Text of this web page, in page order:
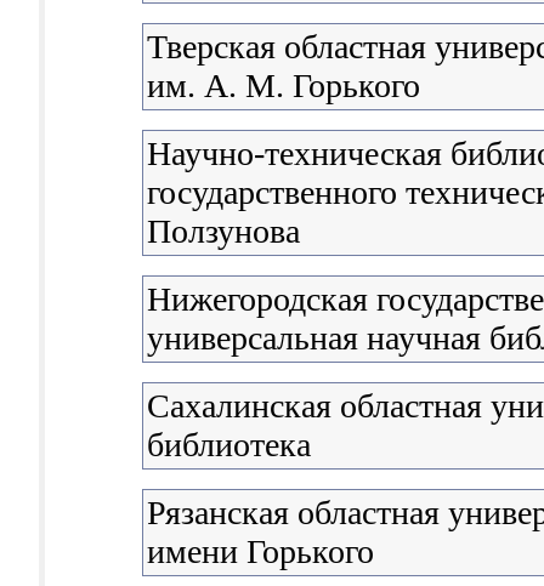
Тверская областная
им. А. М. Горького
Научно-техническая
государственного
Ползунова
Нижегородская
универсальная научная
Сахалинская областная
библиотека
Рязанская областная
имени Горького